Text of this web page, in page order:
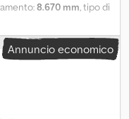
8.670 mm, tipo di
kg Cjdpeza Hx Sefx
a J.A.J. Jansen.
Annuncio economico